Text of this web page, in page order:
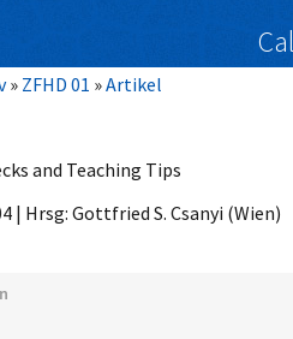
ZFHD 01 Artikel
and Teaching Tips
| Hrsg: Gottfried S. Csanyi (Wien)